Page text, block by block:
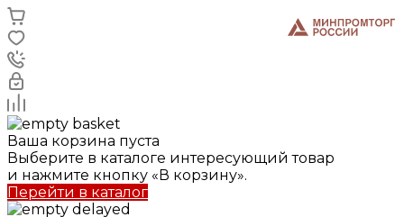
Ваша корзина пуста
Выберите в каталоге интересующий товар
и нажмите кнопку «В корзину».
Перейти в каталог